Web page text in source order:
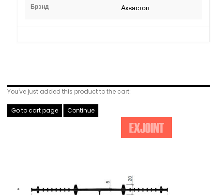
Брэнд Аквастоп
You've just added this product to the cart:
Go to cart page Continue